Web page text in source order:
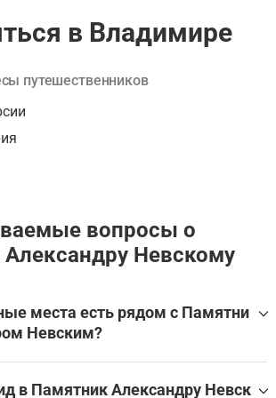
которым почти 9 столетий.
в Владимире
путешественников
вопросы о
Невскому
места есть рядом с Памятни
Невским?
других великолепных мест.
в Памятник Александру Невск